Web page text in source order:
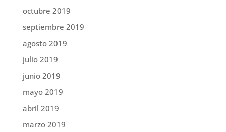
octubre 2019
septiembre 2019
agosto 2019
julio 2019
junio 2019
mayo 2019
abril 2019
marzo 2019